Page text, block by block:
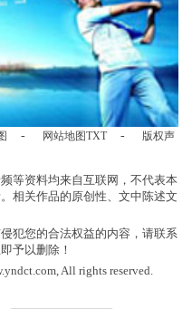
- 网站地图TXT -
版权声
等资料均来自互联网，不代表本
相关作品的原创性、文中陈述文
犯您的合法权益的内容，请联系
予以删除！
All rights reserved.